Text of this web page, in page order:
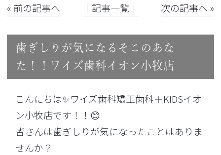
« 前の記事へ │記事一覧│ 次の記事へ »
歯ぎしりが気になるそこのあな
た！！ワイズ歯科イオン小牧店
こんにちは✨ワイズ歯科矯正歯科＋KIDSイオ
ン小牧店です！！😊
皆さんは歯ぎしりが気になったことはありま
せんか？